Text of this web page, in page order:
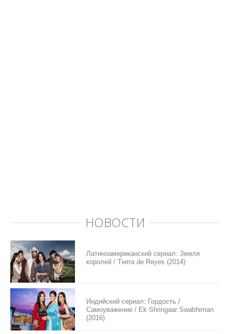
НОВОСТИ
Латиноамериканский сериал: Земля
королей / Tierra de Reyes (2014)
Индийский сериал: Гордость /
Самоуважение / Ek Shringaar Swabhiman
(2016)